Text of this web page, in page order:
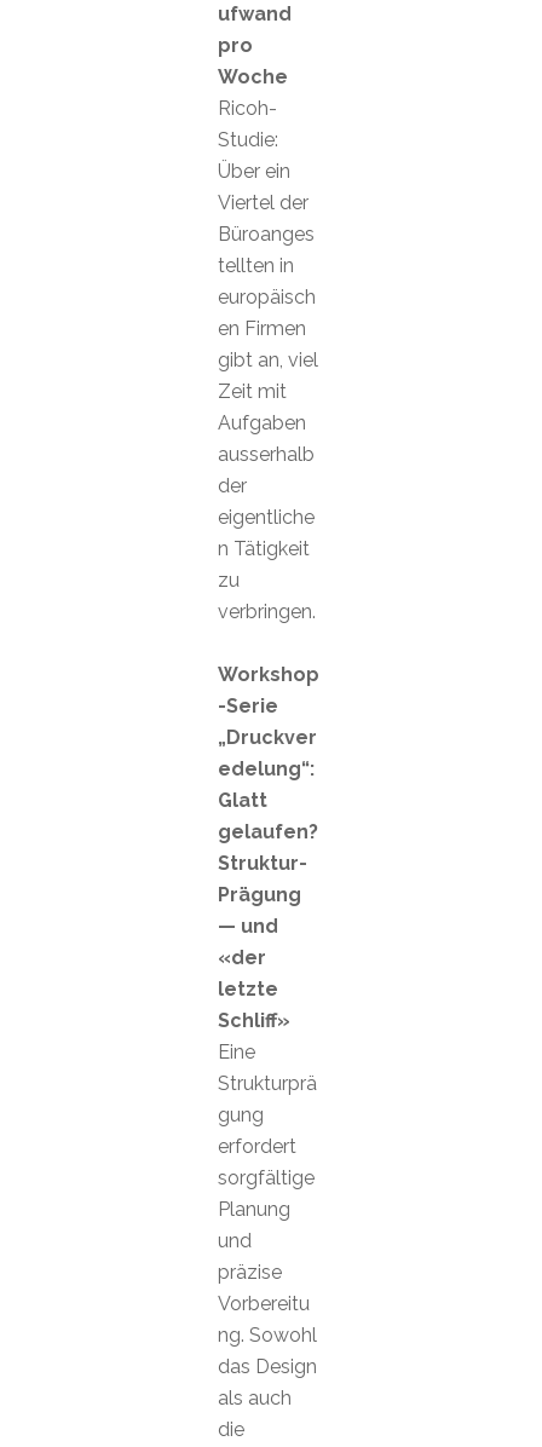
ufwand
pro
Woche
Ricoh-
Studie:
Über ein
Viertel der
Büroanges
tellten in
europäisch
en Firmen
gibt an, viel
Zeit mit
Aufgaben
ausserhalb
der
eigentliche
n Tätigkeit
zu
verbringen.
Workshop
-Serie
„Druckver
edelung“:
Glatt
gelaufen?
Struktur-
Prägung
— und
«der
letzte
Schliff»
Eine
Strukturprä
gung
erfordert
sorgfältige
Planung
und
präzise
Vorbereitu
ng. Sowohl
das Design
als auch
die